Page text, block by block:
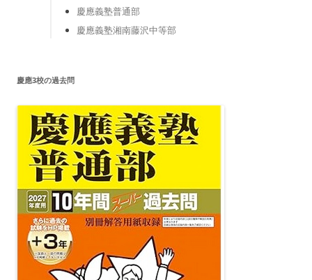
慶應義塾普通部
慶應義塾湘南藤沢中等部
慶應3校の過去問